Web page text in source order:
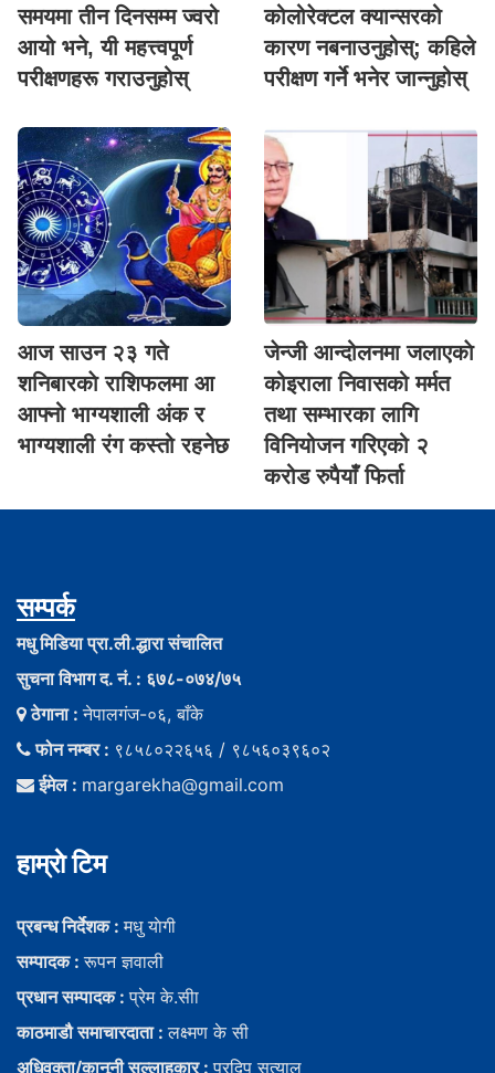
समयमा तीन दिनसम्म ज्वरो
आयो भने, यी महत्त्वपूर्ण
परीक्षणहरू गराउनुहोस्
कोलोरेक्टल क्यान्सरको
कारण नबनाउनुहोस्; कहिले
परीक्षण गर्ने भनेर जान्नुहोस्
आज साउन २३ गते
शनिबारकाे राशिफलमा आ
आफ्नो भाग्यशाली अंक र
भाग्यशाली रंग कस्तो रहनेछ
जेन्जी आन्दोलनमा जलाएकाे
कोइराला निवासको मर्मत
तथा सम्भारका लागि
विनियोजन गरिएको २
करोड रुपैयाँ फिर्ता
सम्पर्क
मधु मिडिया प्रा.ली.द्धारा संचालित
सुचना विभाग द. नं. : ६७८-०७४/७५
ठेगाना :नेपालगंज-०६, बाँके
फोन नम्बर : ९८५८०२२६५६ / ९८५६०३९६०२
ईमेल : margarekha@gmail.com
हाम्राे टिम
प्रबन्ध निर्देशक :मधु याेगी
सम्पादक :रूपन ज्ञवाली
प्रधान सम्पादक :प्रेम के.सीा
काठमाडौ समाचारदाता :लक्ष्मण के सी
अधिवक्ता/कानूनी सल्लाहकार :प्रदिप सत्याल